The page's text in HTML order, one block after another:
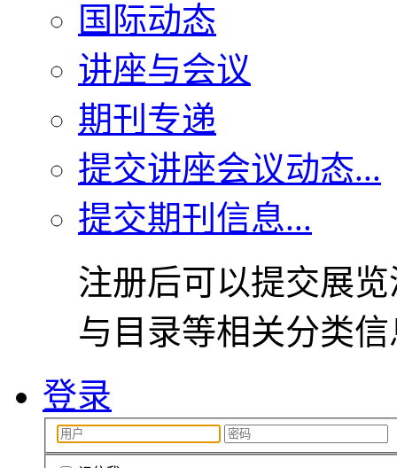
国际动态
讲座与会议
期刊专递
提交讲座会议动态...
提交期刊信息...
注册后可以提交展
与目录等相关分类
登录